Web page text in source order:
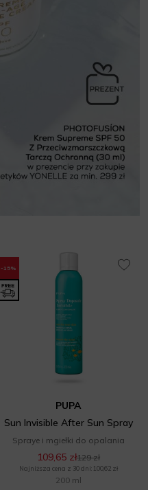
-15%
PUPA
Sun Invisible After Sun Spray
Spraye i mgiełki do opalania
109,65 zł129 zł
Najniższa cena z 30 dni: 100,62 zł
200 ml